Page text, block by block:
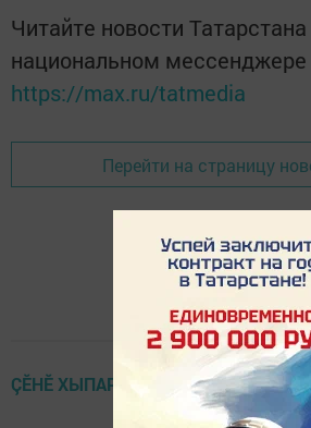
Читайте новости Татарстана
национальном
https://max.ru/tatmedia
Перейти на страницу
ÇӖНӖ ХЫПАРСЕМ